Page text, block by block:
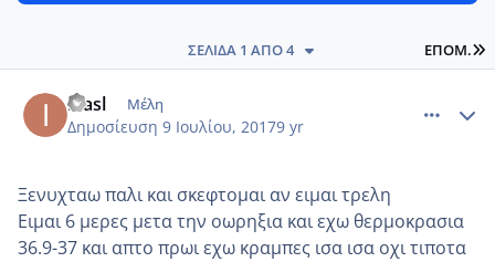
ΕΠΌΜ.
ΣΕΛΊΔΑ 1 ΑΠΌ 4
inasl Μέλη
Δημοσίευση 9 Ιουλίου, 20179 yr
Ξενυχταω παλι και σκεφτομαι αν ειμαι τρελη
Ειμαι 6 μερες μετα την οωρηξια και εχω θερμοκρασια
36.9-37 και απτο πρωι εχω κραμπες ισα ισα οχι τιποτα